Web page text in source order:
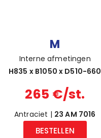
M
Interne afmetingen
H835 x B1050 x D510-660
265 €/st.
Antraciet | 23 AM 7016
BESTELLEN